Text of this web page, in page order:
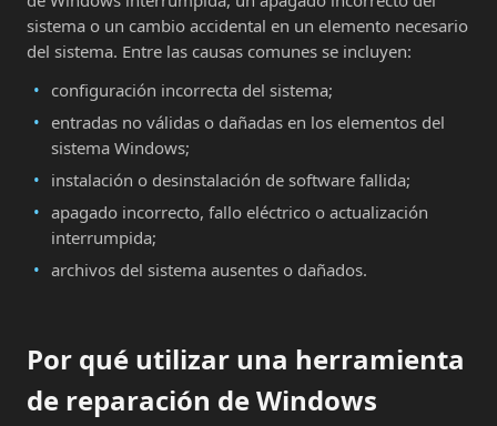
sistema o un cambio accidental en un elemento necesario
del sistema. Entre las causas comunes se incluyen:
configuración incorrecta del sistema;
entradas no válidas o dañadas en los elementos del
sistema Windows;
instalación o desinstalación de software fallida;
apagado incorrecto, fallo eléctrico o actualización
interrumpida;
archivos del sistema ausentes o dañados.
Por qué utilizar una herramienta
de reparación de Windows